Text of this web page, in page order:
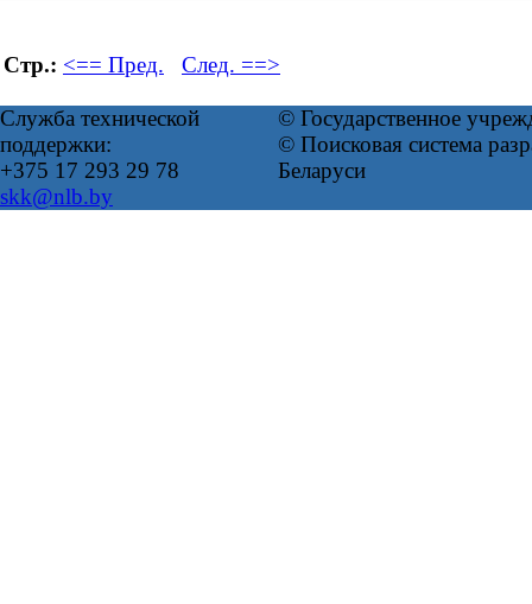
Стр.: <== Пред. След. ==>
Служба технической
поддержки:
+375 17 293 29 78
skk@nlb.by
© Государственное
© Поисковая система
Беларуси